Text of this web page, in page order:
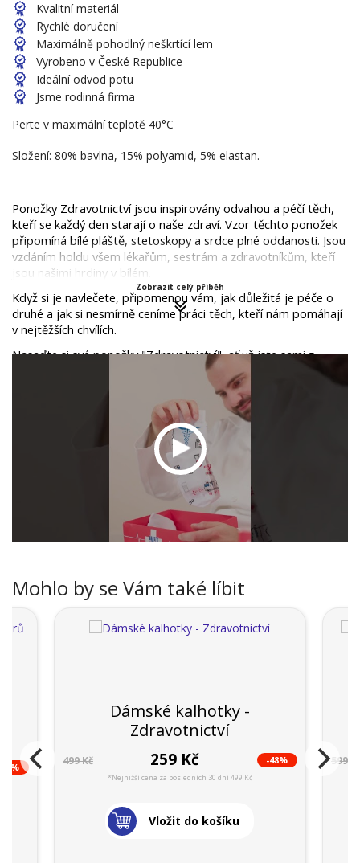
Kvalitní materiál
Rychlé doručení
Maximálně pohodlný neškrtící lem
Vyrobeno v České Republice
Ideální odvod potu
Jsme rodinná firma
Perte v maximální teplotě 40°C
Složení: 80% bavlna, 15% polyamid, 5% elastan.
Ponožky Zdravotnictví jsou inspirovány odvahou a péčí těch,
kteří se každý den starají o naše zdraví. Vzor těchto ponožek
připomíná bílé pláště, stetoskopy a srdce plné oddanosti. Jsou
vzdáním holdu všem lékařům, sestrám a zdravotníkům, kteří
jsou našimi hrdiny v bílém.
Když si je navlečete, připomenou vám, jak důležitá je péče o
druhé a jak si nesmírně ceníme práci těch, kteří nám pomáhají
v nejtěžších chvílích.
Nasaďte si své ponožky "Zdravotnictví", ať už jste sami z
oboru nebo chcete vyjádřit podporu těm, kteří nám pomáhají
zůstat zdraví. Tyto ponožky nejsou jen módním doplňkem, ale
Zobrazit celý příběh
Mohlo by se Vám také líbit
Dámské kalhotky -
Zdravotnictví
499 Kč 259 Kč -48%
*Nejnižší cena za posledních 30 dní 499 Kč
Vložit do košíku
599